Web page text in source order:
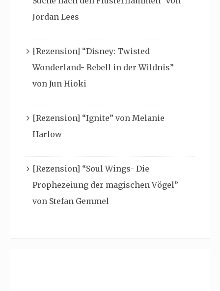
Jordan Lees
[Rezension] “Disney: Twisted
Wonderland- Rebell in der Wildnis”
von Jun Hioki
[Rezension] “Ignite” von Melanie
Harlow
[Rezension] “Soul Wings- Die
Prophezeiung der magischen Vögel”
von Stefan Gemmel